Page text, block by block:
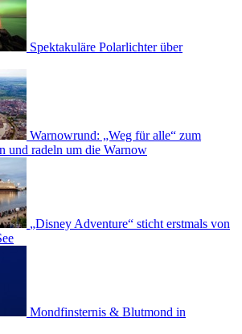
Spektakuläre Polarlichter über
Warnowrund: „Weg für alle“ zum
und radeln um die Warnow
„Disney Adventure“ sticht erstmals von
Mondfinsternis & Blutmond in